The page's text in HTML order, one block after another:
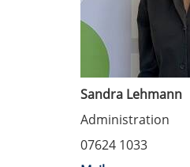
Sandra Lehmann
Administration
07624 1033